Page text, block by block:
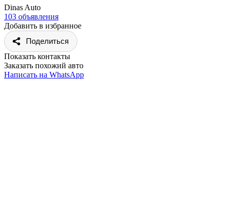
Dinas Auto
103 объявления
Добавить в избранное
Поделиться
Показать контакты
Заказать похожий авто
Написать на WhatsApp